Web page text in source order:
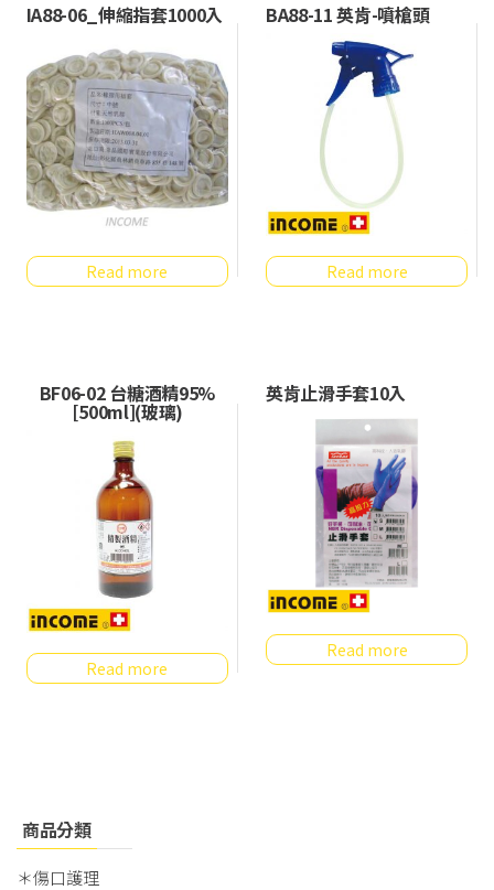
IA88-06_伸縮指套1000入
Read more
BA88-11 英肯-噴槍頭
Read more
BF06-02 台糖酒精95%
[500ml](玻璃)
Read more
英肯止滑手套10入
Read more
商品分類
＊傷口護理